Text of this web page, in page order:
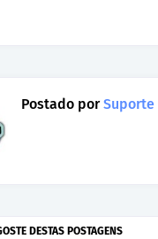
Postado porSuporte
DESTAS POSTAGENS